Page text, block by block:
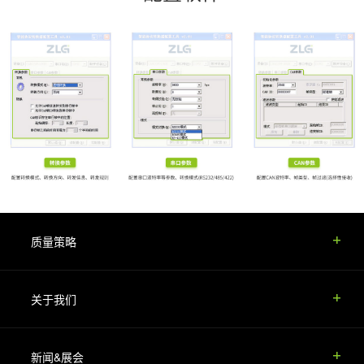
质量策略
关于我们
新闻&展会